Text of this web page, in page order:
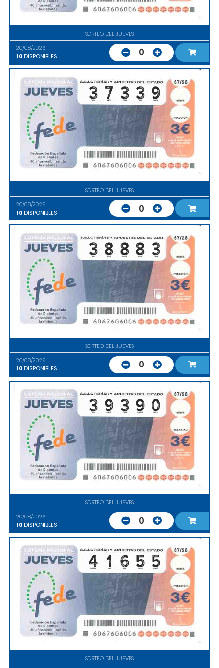
SORTEO DEL JUEVES
20/08/2026
10 DISPONIBLES 0
SORTEO DEL JUEVES
20/08/2026
10 DISPONIBLES 0
SORTEO DEL JUEVES
20/08/2026
10 DISPONIBLES 0
SORTEO DEL JUEVES
20/08/2026
10 DISPONIBLES 0
SORTEO DEL JUEVES